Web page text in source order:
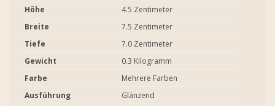
Höhe
4.5 Zentimeter
Breite
7.5 Zentimeter
Tiefe
7.0 Zentimeter
Gewicht
0.3 Kilogramm
Farbe
Mehrere Farben
Ausführung
Glänzend